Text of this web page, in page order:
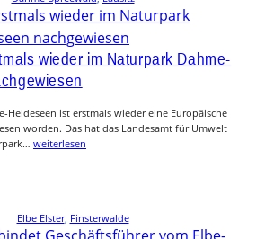
wieder im Naturpark Dahme-
Heideseen ist erstmals wieder eine Europäische
worden. Das hat das Landesamt für Umwelt
weiterlesen
Elbe Elster, Finsterwalde